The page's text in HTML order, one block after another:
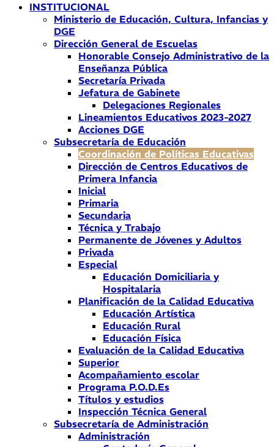
INSTITUCIONAL
Ministerio de Educación, Cultura, Infancias y
DGE
Dirección General de Escuelas
Honorable Consejo Administrativo de la
Enseñanza Pública
Secretaría Privada
Jefatura de Gabinete
Delegaciones Regionales
Lineamientos Educativos 2023-2027
Acciones DGE
Subsecretaría de Educación
Coordinación de Políticas Educativas
Dirección de Centros Educativos de
Primera Infancia
Inicial
Primaria
Secundaria
Técnica y Trabajo
Permanente de Jóvenes y Adultos
Privada
Especial
Educación Domiciliaria y
Hospitalaria
Planificación de la Calidad Educativa
Educación Artística
Educación Rural
Educación Física
Evaluación de la Calidad Educativa
Superior
Acompañamiento escolar
Programa P.O.D.Es
Títulos y estudios
Inspección Técnica General
Subsecretaría de Administración
Administración